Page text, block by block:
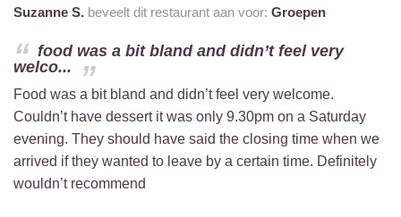
Suzanne S. beveelt dit restaurant aan voor: Groepen
food was a bit bland and didn’t feel very
welco...
Food was a bit bland and didn’t feel very welcome.
Couldn’t have dessert it was only 9.30pm on a Saturday
evening. They should have said the closing time when we
arrived if they wanted to leave by a certain time. Definitely
wouldn’t recommend